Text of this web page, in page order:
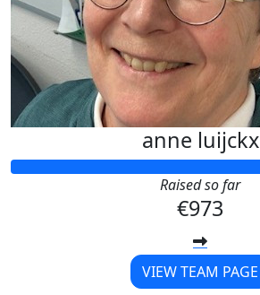
anne luijckx
Raised so far
€973
VIEW TEAM PAGE